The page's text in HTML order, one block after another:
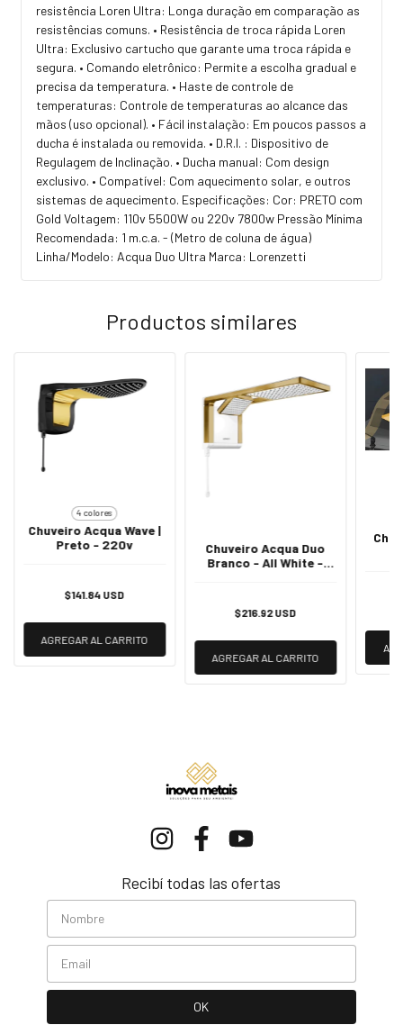
resistência Loren Ultra: Longa duração em comparação as
resistências comuns. • Resistência de troca rápida Loren
Ultra: Exclusivo cartucho que garante uma troca rápida e
segura. • Comando eletrônico: Permite a escolha gradual e
precisa da temperatura. • Haste de controle de
temperaturas: Controle de temperaturas ao alcance das
mãos (uso opcional). • Fácil instalação: Em poucos passos a
ducha é instalada ou removida. • D.R.I. : Dispositivo de
Regulagem de Inclinação. • Ducha manual: Com design
exclusivo. • Compatível: Com aquecimento solar, e outros
sistemas de aquecimento. Especificações: Cor: PRETO com
Gold Voltagem: 110v 5500W ou 220v 7800w Pressão Mínima
Recomendada: 1 m.c.a. - (Metro de coluna de água)
Linha/Modelo: Acqua Duo Ultra Marca: Lorenzetti
Productos similares
4 colores
Chuveiro Acqua Wave |
Preto - 220v
$141.84 USD
AGREGAR AL CARRITO
Chuveiro Acqua Duo
Branco - All White -
$216.92 USD
AGREGAR AL CARRITO
Recibí todas las ofertas